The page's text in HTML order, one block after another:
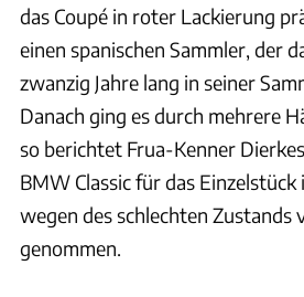
das Coupé in roter Lackierung
einen spanischen Sammler, der
zwanzig Jahre lang in seiner
Danach ging es durch mehrere
so berichtet Frua-Kenner
BMW Classic für das
wegen des schlechten Zustands
genommen.